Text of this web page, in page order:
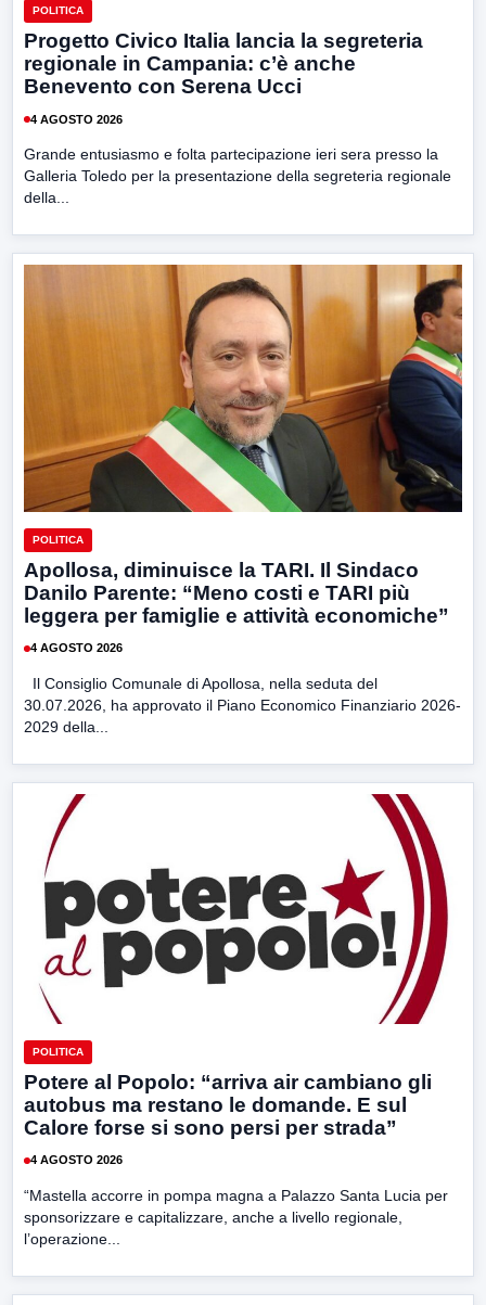
POLITICA
Progetto Civico Italia lancia la segreteria
regionale in Campania: c’è anche
Benevento con Serena Ucci
4 AGOSTO 2026
Grande entusiasmo e folta partecipazione ieri sera presso la
Galleria Toledo per la presentazione della segreteria regionale
della...
POLITICA
Apollosa, diminuisce la TARI. Il Sindaco
Danilo Parente: “Meno costi e TARI più
leggera per famiglie e attività economiche”
4 AGOSTO 2026
Il Consiglio Comunale di Apollosa, nella seduta del
30.07.2026, ha approvato il Piano Economico Finanziario 2026-
2029 della...
POLITICA
Potere al Popolo: “arriva air cambiano gli
autobus ma restano le domande. E sul
Calore forse si sono persi per strada”
4 AGOSTO 2026
“Mastella accorre in pompa magna a Palazzo Santa Lucia per
sponsorizzare e capitalizzare, anche a livello regionale,
l’operazione...